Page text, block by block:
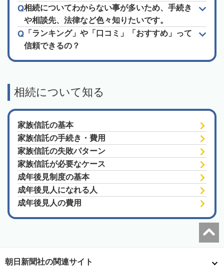
相続についてわからない事が多いため、手続き
や相談先、法律など色々知りたいです。
「ランキング」や「口コミ」「おすすめ」って
信頼できるの？
相続について知る
家族信託の基本
家族信託の手続き・費用
家族信託の失敗パターン
家族信託が必要なケース
成年後見制度の基本
成年後見人になれる人
成年後見人の費用
朝日新聞社の関連サイト